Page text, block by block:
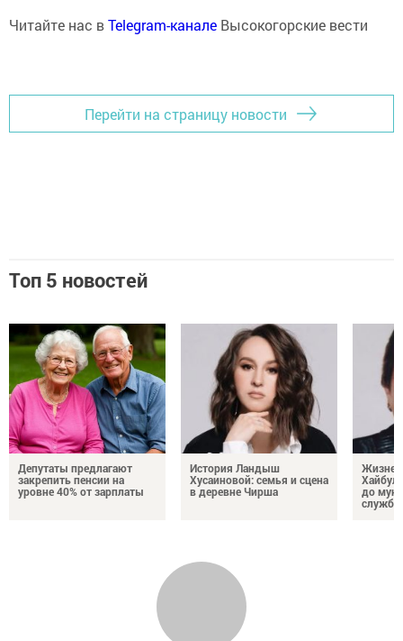
Читайте нас вTelegram-канале Высокогорские вести
Перейти на страницу новости
Топ 5 новостей
Депутаты предлагают
закрепить пенсии на
уровне 40% от зарплаты
История Ландыш
Хусаиновой: семья и сцена
в деревне Чирша
до
службы